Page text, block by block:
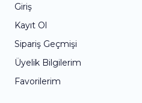
Giriş
Kayıt Ol
Sipariş Geçmişi
Üyelik Bilgilerim
Favorilerim